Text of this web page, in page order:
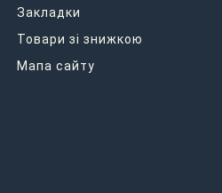
Закладки
Товари зі знижкою
Мапа сайту